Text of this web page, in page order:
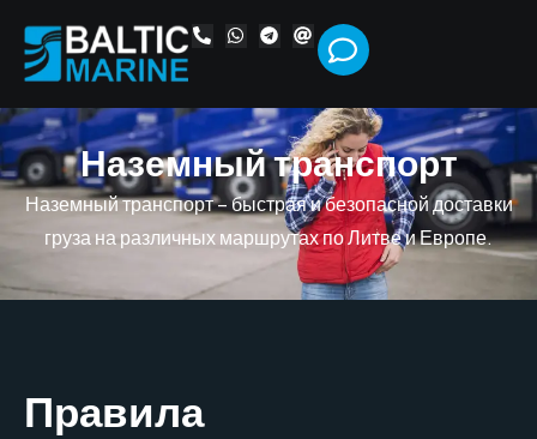
Наземныйтранспорт
Наземный транспорт – быстрая и безопасной доставки
груза на различных маршрутах по Литве и Европе.
Правила